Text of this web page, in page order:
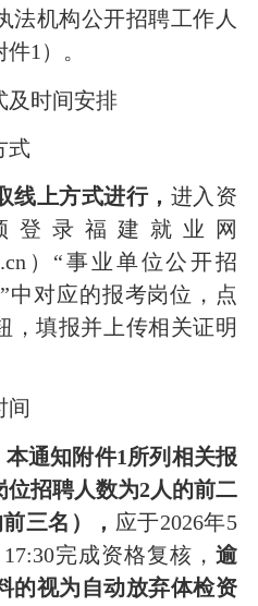
法机构公开招聘工作人
件1）。
及 时间安排
式
线上方式进行， 进入资
登录 福建就业网
） “事业单位公开招
中对应的报考岗位，点
，填报并上传相关证明
间
本通知附件1所列相关报
招聘人数为2人的前二
三名）， 应于2026年5
完成资格复核， 逾
的视为自动放弃体检资